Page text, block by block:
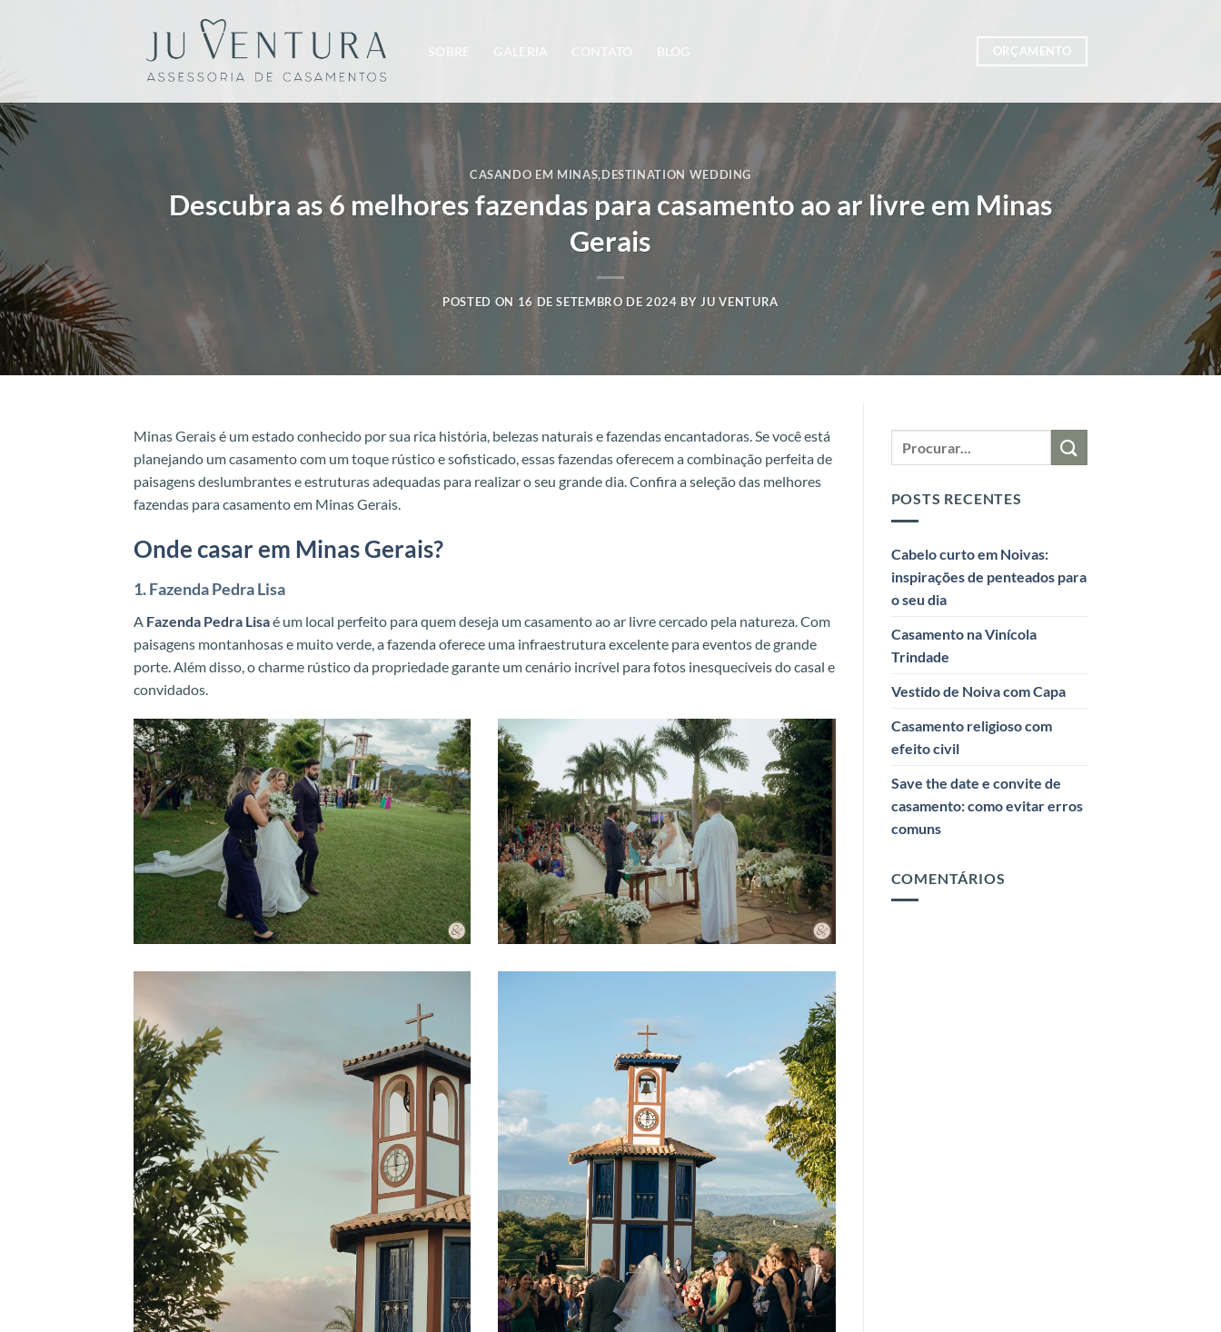
ORÇAMENTO
CASANDO EM MINAS,DESTINATION WEDDING
Descubra as 6 melhores fazendas para casamento ao ar livre em Minas
Gerais
POSTED ON 16 DE SETEMBRO DE 2024 BY JU VENTURA
Minas Gerais é um estado conhecido por sua rica história, belezas naturais e fazendas encantadoras. Se você está
planejando um casamento com um toque rústico e sofisticado, essas fazendas oferecem a combinação perfeita de
paisagens deslumbrantes e estruturas adequadas para realizar o seu grande dia. Confira a seleção das melhores
fazendas para casamento em Minas Gerais.
Onde casar em Minas Gerais?
1. Fazenda Pedra Lisa
A Fazenda Pedra Lisaé um local perfeito para quem deseja um casamento ao ar livre cercado pela natureza. Com
paisagens montanhosas e muito verde, a fazenda oferece uma infraestrutura excelente para eventos de grande
porte. Além disso, o charme rústico da propriedade garante um cenário incrível para fotos inesquecíveis do casal e
convidados.
POSTS RECENTES
Cabelo curto em Noivas:
inspirações de penteados para
o seu dia
Casamento na Vinícola
Trindade
Vestido de Noiva com Capa
Casamento religioso com
efeito civil
Save the date e convite de
casamento: como evitar erros
comuns
COMENTÁRIOS